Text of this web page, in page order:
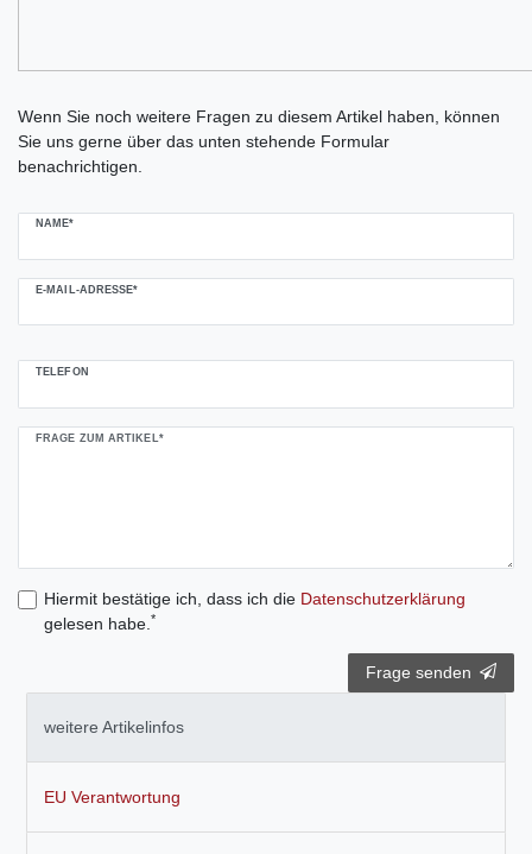
Wenn Sie noch weitere Fragen zu diesem Artikel haben, können
Sie uns gerne über das unten stehende Formular
benachrichtigen.
NAME*
E-MAIL-ADRESSE*
TELEFON
FRAGE ZUM ARTIKEL*
Hiermit bestätige ich, dass ich die Daten­schutz­erklärung
gelesen habe. *
Frage senden
weitere Artikelinfos
EU Verantwortung